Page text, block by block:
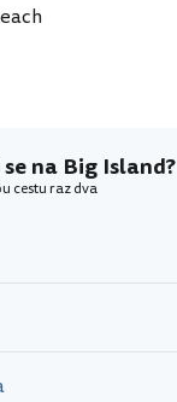
na Big Island?
cestu raz dva